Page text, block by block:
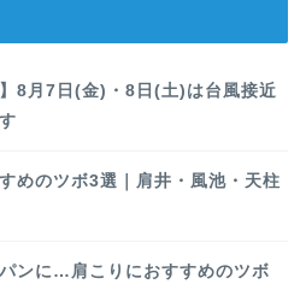
8月7日(金)・8日(土)は台風接近
めのツボ3選｜肩井・風池・天柱
ンに…肩こりにおすすめのツボ